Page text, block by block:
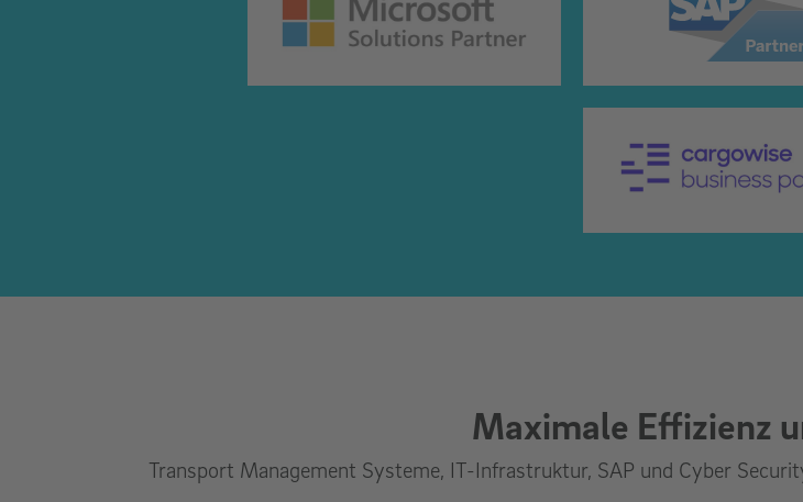
Maximale Effizienz
Transport Management Systeme, IT-Infrastruktur, SAP und Cyber